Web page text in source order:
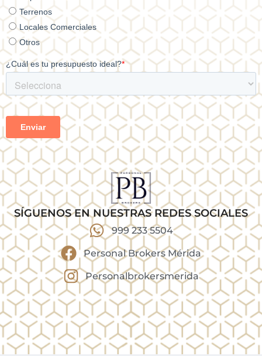
SÍGUENOS EN NUESTRAS REDES SOCIALES
999 233 5504
Personal Brokers Mérida
Personalbrokersmerida